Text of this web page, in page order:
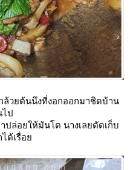
วยต้นนึงที่งอกออกมาชิดบ้าน
ไป
ปล่อยให้มันโต นางเลยตัดเก็บ
ได้เรื่อ